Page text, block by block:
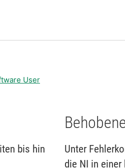
User
bis hin
Unter
die NI in